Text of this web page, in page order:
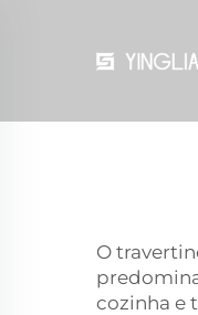
O
cozinha e